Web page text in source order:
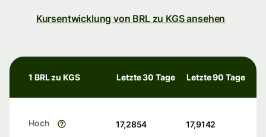
Kursentwicklung von BRL zu KGS ansehen
1 BRL zu KGS Letzte 30 Tage Letzte 90 Tage
Hoch 17,2854 17,9142